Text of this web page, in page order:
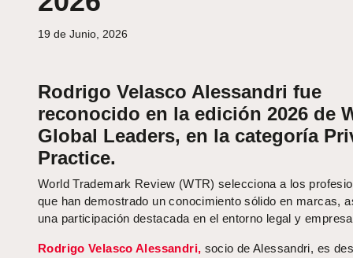
19 de Junio, 2026
Rodrigo Velasco Alessandri fue
reconocido en la edición 2026 de
Global Leaders, en la categoría
Practice.
World Trademark Review (WTR) selecciona a los
que han demostrado un conocimiento sólido en marcas,
una participación destacada en el entorno legal y
Rodrigo Velasco Alessandri, socio de Alessandri, es